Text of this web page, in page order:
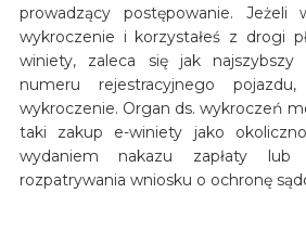
prowadzący postępowanie. Jeżeli
wykroczenie i korzystałeś z drogi
winiety, zaleca się jak
numeru rejestracyjnego
wykroczenie. Organ ds. wykroczeń
taki zakup e-winiety jako
wydaniem nakazu zapłaty
rozpatrywania wniosku o ochronę